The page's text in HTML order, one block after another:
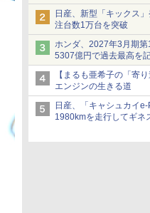
が解説
日産、新型「キックス
注台数1万台を突破
ホンダ、2027年3月期
5307億円で過去最高を
【まるも亜希子の「寄
エンジンの生きる道
日産、「キャシュカイ
1980kmを走行してギネ